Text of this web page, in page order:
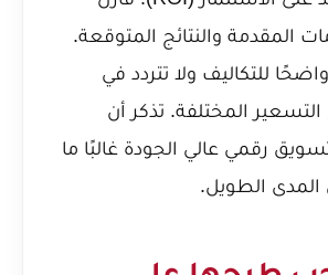
المقدمة والنتائج المتوقعة.
للتكاليف ولا تتردد في
المختلفة. تذكر أن
رقمي عالي الجودة غالبًا ما
المدى الطويل.